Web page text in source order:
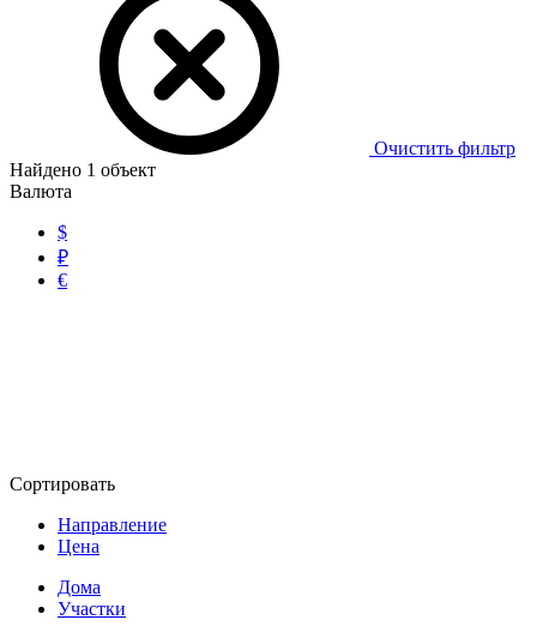
Очистить фильтр
Найдено 1 объект
Валюта
$
₽
€
Сортировать
Направление
Цена
Дома
Участки